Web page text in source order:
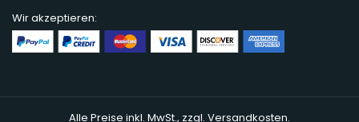
Wir akzeptieren:
Alle Preise inkl. MwSt., zzgl. Versandkosten.